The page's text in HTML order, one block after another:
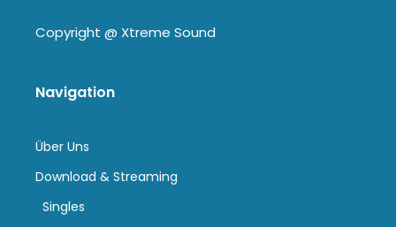
Copyright @ Xtreme Sound
Navigation
Über Uns
Download & Streaming
Singles